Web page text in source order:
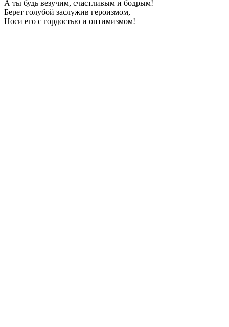
А ты будь везучим, счастливым и бодрым!
Берет голубой заслужив героизмом,
Носи его с гордостью и оптимизмом!